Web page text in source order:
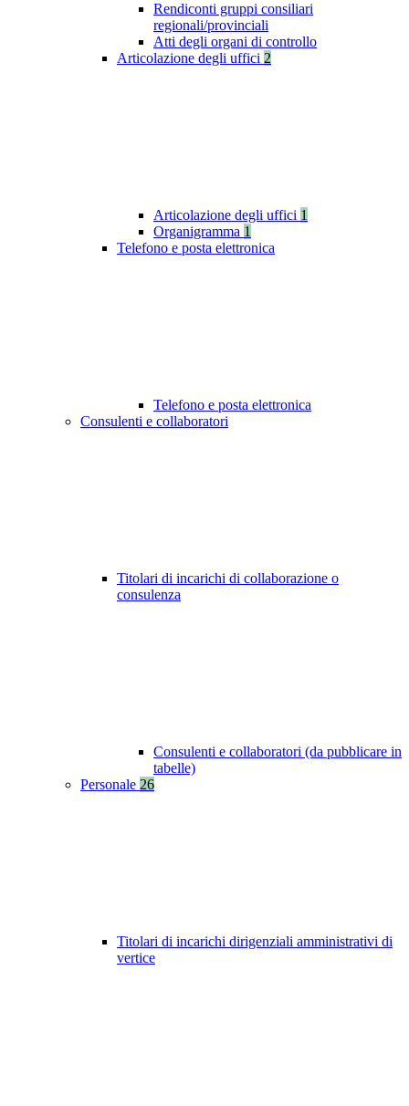
Rendiconti gruppi consiliari
regionali/provinciali
Atti degli organi di controllo
Articolazione degli uffici 2
Articolazione degli uffici 1
Organigramma 1
Telefono e posta elettronica
Telefono e posta elettronica
Consulenti e collaboratori
Titolari di incarichi di collaborazione o
consulenza
Consulenti e collaboratori (da pubblicare in
tabelle)
Personale 26
Titolari di incarichi dirigenziali amministrativi di
vertice